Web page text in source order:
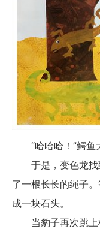
“哈哈哈！”鳄鱼
于是，变色龙找
了一根长长的绳子
成一块石头。
当豹子再次跳上